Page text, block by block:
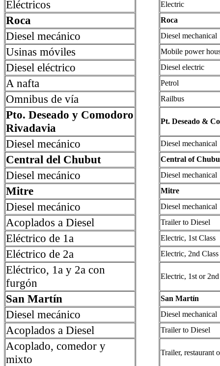
Eléctricos Electric
Roca Roca
Diesel mecánico Diesel mechanical
Usinas móviles Mobile power
Diesel eléctrico Diesel electric
A nafta Petrol
Omnibus de vía Railbus
Pto. Deseado y Comodoro
Rivadavia
Pt. Deseado &
Diesel mecánico Diesel mechanical
Central del Chubut Central of
Diesel mecánico Diesel mechanical
Mitre Mitre
Diesel mecánico Diesel mechanical
Acoplados a Diesel Trailer to Diesel
Eléctrico de 1a Electric, 1st Class
Eléctrico de 2a Electric, 2nd Class
Eléctrico, 1a y 2a con
furgón
Electric, 1st or
San Martín San Martín
Diesel mecánico Diesel mechanical
Acoplados a Diesel Trailer to Diesel
Acoplado, comedor y
mixto
Trailer, restaurant